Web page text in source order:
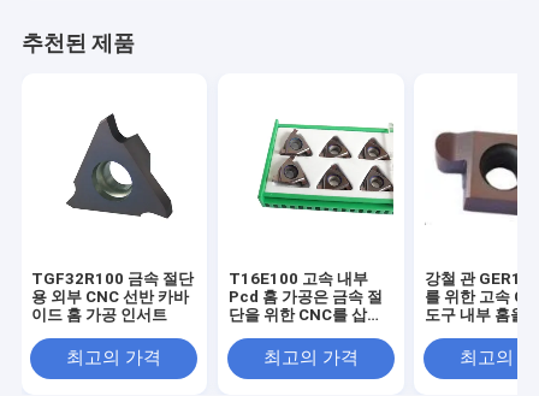
추천된 제품
TGF32R100 금속 절단
용 외부 CNC 선반 카바
이드 홈 가공 인서트
최고의 가격
T16E100 고속 내부
Pcd 홈 가공은 금속 절
단을 위한 CNC를 삽입
최고의 가격
강철 관
를 위한 고속
도구 내부 홈을
최고의